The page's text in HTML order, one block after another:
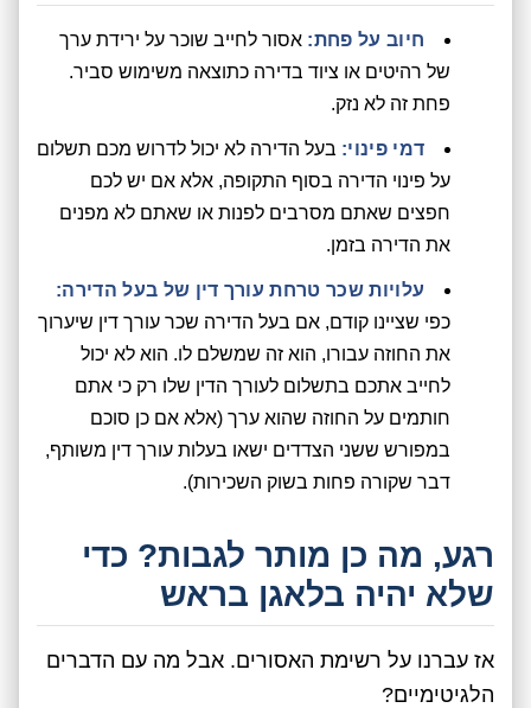
חיוב על פחת: אסור לחייב שוכר על ירידת ערך
של רהיטים או ציוד בדירה כתוצאה משימוש סביר.
פחת זה לא נזק.
דמי פינוי: בעל הדירה לא יכול לדרוש מכם תשלום
על פינוי הדירה בסוף התקופה, אלא אם יש לכם
חפצים שאתם מסרבים לפנות או שאתם לא מפנים
את הדירה בזמן.
עלויות שכר טרחת עורך דין של בעל הדירה:
כפי שציינו קודם, אם בעל הדירה שכר עורך דין שיערוך
את החוזה עבורו, הוא זה שמשלם לו. הוא לא יכול
לחייב אתכם בתשלום לעורך הדין שלו רק כי אתם
חותמים על החוזה שהוא ערך (אלא אם כן סוכם
במפורש ששני הצדדים ישאו בעלות עורך דין משותף,
דבר שקורה פחות בשוק השכירות).
רגע, מה כן מותר לגבות? כדי
שלא יהיה בלאגן בראש
אז עברנו על רשימת האסורים. אבל מה עם הדברים
הלגיטימיים?